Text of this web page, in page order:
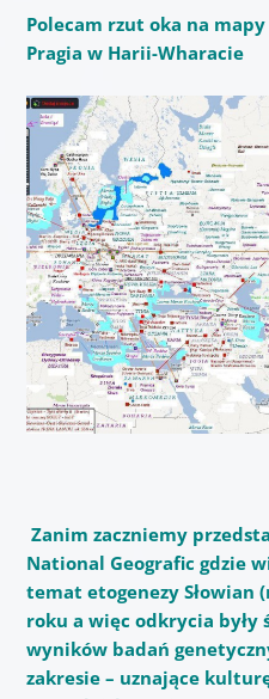
Polecam rzut oka na
Pragia w Harii-Wharacie
Zanim zaczniemy
National Geografic gdzie
temat etogenezy Słowian
roku a więc odkrycia były
wyników badań
zakresie – uznające